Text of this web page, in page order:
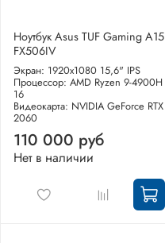
Ноутбук Asus TUF Gaming A15
FX506IV
Экран: 1920x1080 15,6" IPS
Процессор: AMD Ryzen 9-4900H
16
Видеокарта: NVIDIA GeForce RTX
2060
110 000 руб
Нет в наличии